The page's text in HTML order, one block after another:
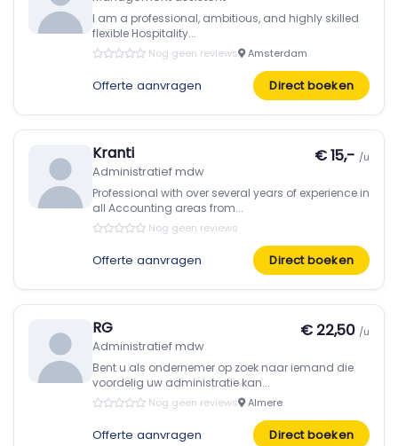
I am a professional, ambitious, and highly skilled
flexible Hospitality...
Nog geen reviews Amsterdam
Offerte aanvragen Direct boeken
Kranti
Administratief mdw
€ 15,- /u
Professional with over several years of experience in
all Accounting areas from...
Nog geen reviews
Offerte aanvragen Direct boeken
RG
Administratief mdw
€ 22,50 /u
Bent u als ondernemer op zoek naar iemand die
voordelig uw administratie kan...
Nog geen reviews Almere
Offerte aanvragen Direct boeken